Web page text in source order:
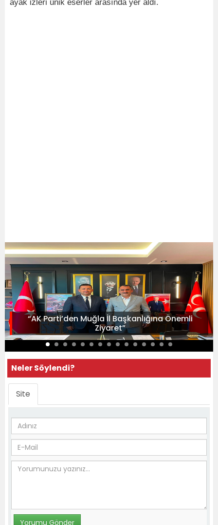
ayak izleri ünik eserler arasında yer aldı.
“AK Parti’den Muğla İl Başkanlığına Önemli
Ziyaret”
Neler Söylendi?
Site